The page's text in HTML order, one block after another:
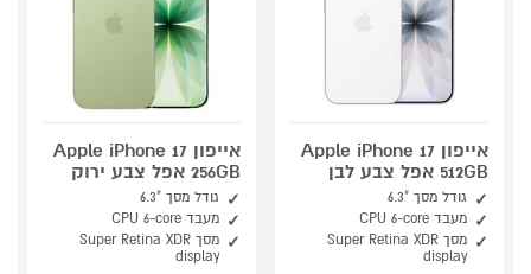
אייפון Apple iPhone 17
512GB אפל צבע לבן
גודל מסך "6.3
מעבד CPU 6-core
מסך Super Retina XDR
display
אייפון Apple iPhone 17
256GB אפל צבע ירוק
גודל מסך "6.3
מעבד CPU 6-core
מסך Super Retina XDR
display